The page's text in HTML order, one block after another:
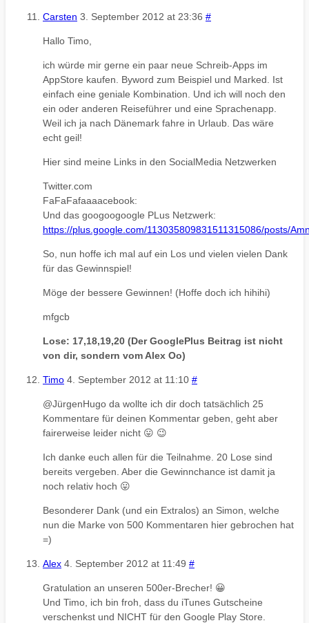
Carsten 3. September 2012 at 23:36 #
Hallo Timo,
ich würde mir gerne ein paar neue Schreib-Apps im
AppStore kaufen. Byword zum Beispiel und Marked. Ist
einfach eine geniale Kombination. Und ich will noch den
ein oder anderen Reiseführer und eine Sprachenapp.
Weil ich ja nach Dänemark fahre in Urlaub. Das wäre
echt geil!
Hier sind meine Links in den SocialMedia Netzwerken
Twitter.com
FaFaFafaaaacebook:
Und das googoogoogle PLus Netzwerk:
https://plus.google.com/113035809831511315086/posts/
So, nun hoffe ich mal auf ein Los und vielen vielen Dank
für das Gewinnspiel!
Möge der bessere Gewinnen! (Hoffe doch ich hihihi)
mfgcb
Lose: 17,18,19,20 (Der GooglePlus Beitrag ist nicht
von dir, sondern vom Alex Oo)
Timo 4. September 2012 at 11:10 #
@JürgenHugo da wollte ich dir doch tatsächlich 25
Kommentare für deinen Kommentar geben, geht aber
fairerweise leider nicht 😛 😉
Ich danke euch allen für die Teilnahme. 20 Lose sind
bereits vergeben. Aber die Gewinnchance ist damit ja
noch relativ hoch 😛
Besonderer Dank (und ein Extralos) an Simon, welche
nun die Marke von 500 Kommentaren hier gebrochen hat
=)
Alex 4. September 2012 at 11:49 #
Gratulation an unseren 500er-Brecher! 😀
Und Timo, ich bin froh, dass du iTunes Gutscheine
verschenkst und NICHT für den Google Play Store.